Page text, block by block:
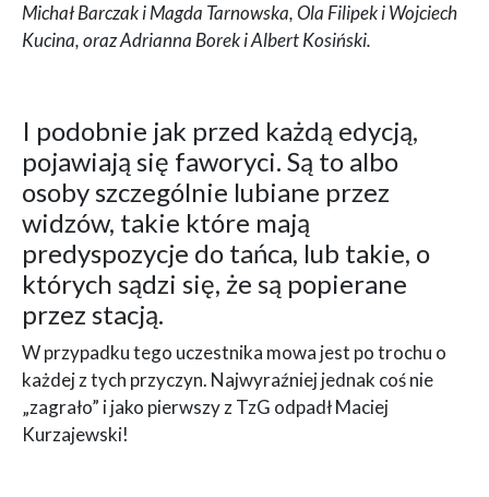
Michał Barczak i Magda Tarnowska, Ola Filipek i Wojciech
Kucina, oraz Adrianna Borek i Albert Kosiński.
I podobnie jak przed każdą edycją,
pojawiają się faworyci. Są to albo
osoby szczególnie lubiane przez
widzów, takie które mają
predyspozycje do tańca, lub takie, o
których sądzi się, że są popierane
przez stacją.
W przypadku tego uczestnika mowa jest po trochu o
każdej z tych przyczyn. Najwyraźniej jednak coś nie
„zagrało” i jako pierwszy z TzG odpadł Maciej
Kurzajewski!